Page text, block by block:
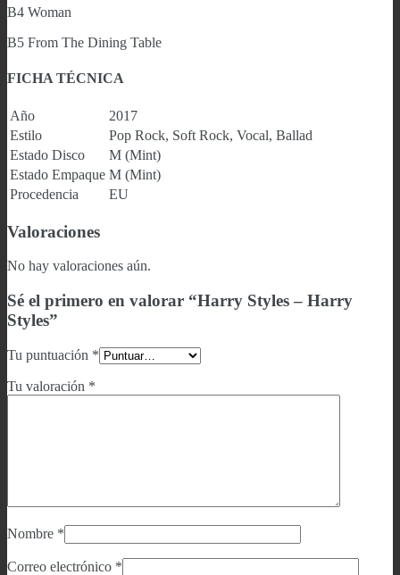
B4 Woman
B5 From The Dining Table
FICHA TÉCNICA
Año
2017
Estilo
Pop Rock, Soft Rock, Vocal, Ballad
Estado Disco
M (Mint)
Estado Empaque M (Mint)
Procedencia
EU
Valoraciones
No hay valoraciones aún.
Sé el primero en valorar “Harry Styles – Harry
Styles”
Tu puntuación *
Tu valoración *
Nombre *
Correo electrónico *